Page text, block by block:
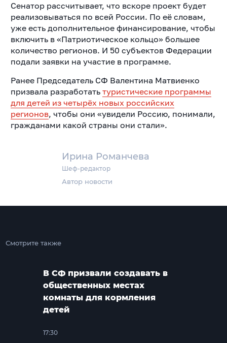
Ирина Романчева
Шеф-редактор
Автор новости
Сенатор рассчитывает, что вскоре проект будет
реализовываться по всей России. По её словам,
уже есть дополнительное финансирование, чтобы
включить в «Патриотическое кольцо» большее
количество регионов. И 50 субъектов Федерации
подали заявки на участие в программе.
Ранее Председатель СФ Валентина Матвиенко
призвала разработать туристические программы
для детей из четырёх новых российских
регионов, чтобы они «увидели Россию, понимали,
гражданами какой страны они стали».
Смотрите также
В СФ призвали создавать в
общественных местах
комнаты для кормления
детей
17:30